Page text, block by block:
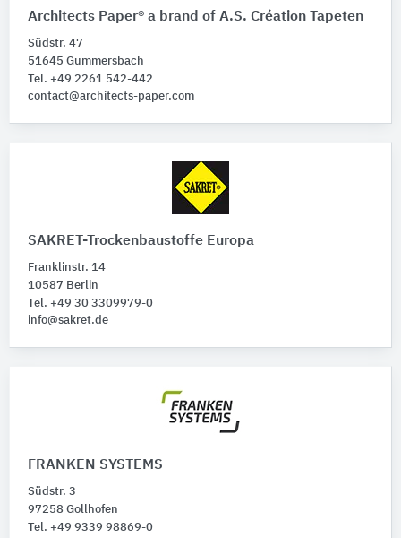
Architects Paper® a brand of A.S. Création Tapeten
Südstr. 47
51645 Gummersbach
Tel. +49 2261 542-442
contact@architects-paper.com
SAKRET-Trockenbaustoffe Europa
Franklinstr. 14
10587 Berlin
Tel. +49 30 3309979-0
info@sakret.de
FRANKEN SYSTEMS
Südstr. 3
97258 Gollhofen
Tel. +49 9339 98869-0